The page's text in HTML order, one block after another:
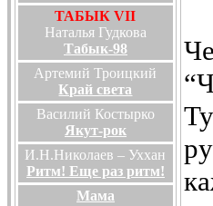
ТАБЫК VII
Наталья Гудкова
Табык-98
Артемий Троицкий
Край света
Василий Костырко
Якут-рок
И.Н.Николаев – Уххан
Ритм! Еще раз ритм!
Мама